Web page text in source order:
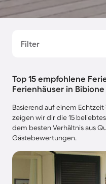
Filter
Top 15 empfohlene
Ferienhäuser in Bibione
Basierend auf einem
zeigen wir dir die 15
dem besten Verhältnis aus
Gästebewertungen.